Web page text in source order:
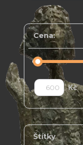
Cena:
Kč
Štítky